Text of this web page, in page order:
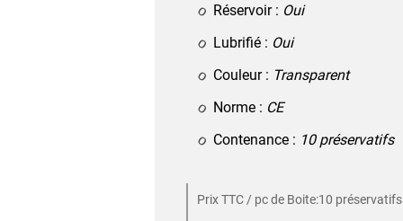
Réservoir : Oui
Lubrifié : Oui
Couleur : Transparent
Norme : CE
Contenance : 10 préservatifs
Prix TTC / pc de Boite:10 préservatifs